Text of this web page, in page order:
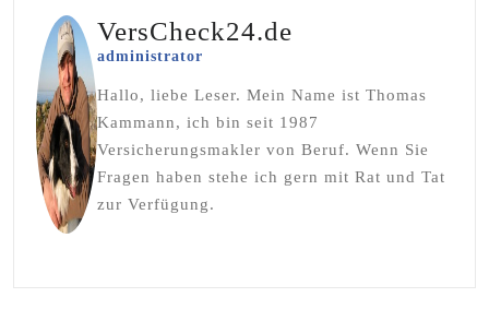
VersCheck24.de
administrator
Hallo, liebe Leser. Mein Name ist Thomas
Kammann, ich bin seit 1987
Versicherungsmakler von Beruf. Wenn Sie
Fragen haben stehe ich gern mit Rat und Tat
zur Verfügung.